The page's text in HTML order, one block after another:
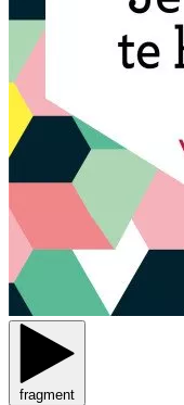
fragment